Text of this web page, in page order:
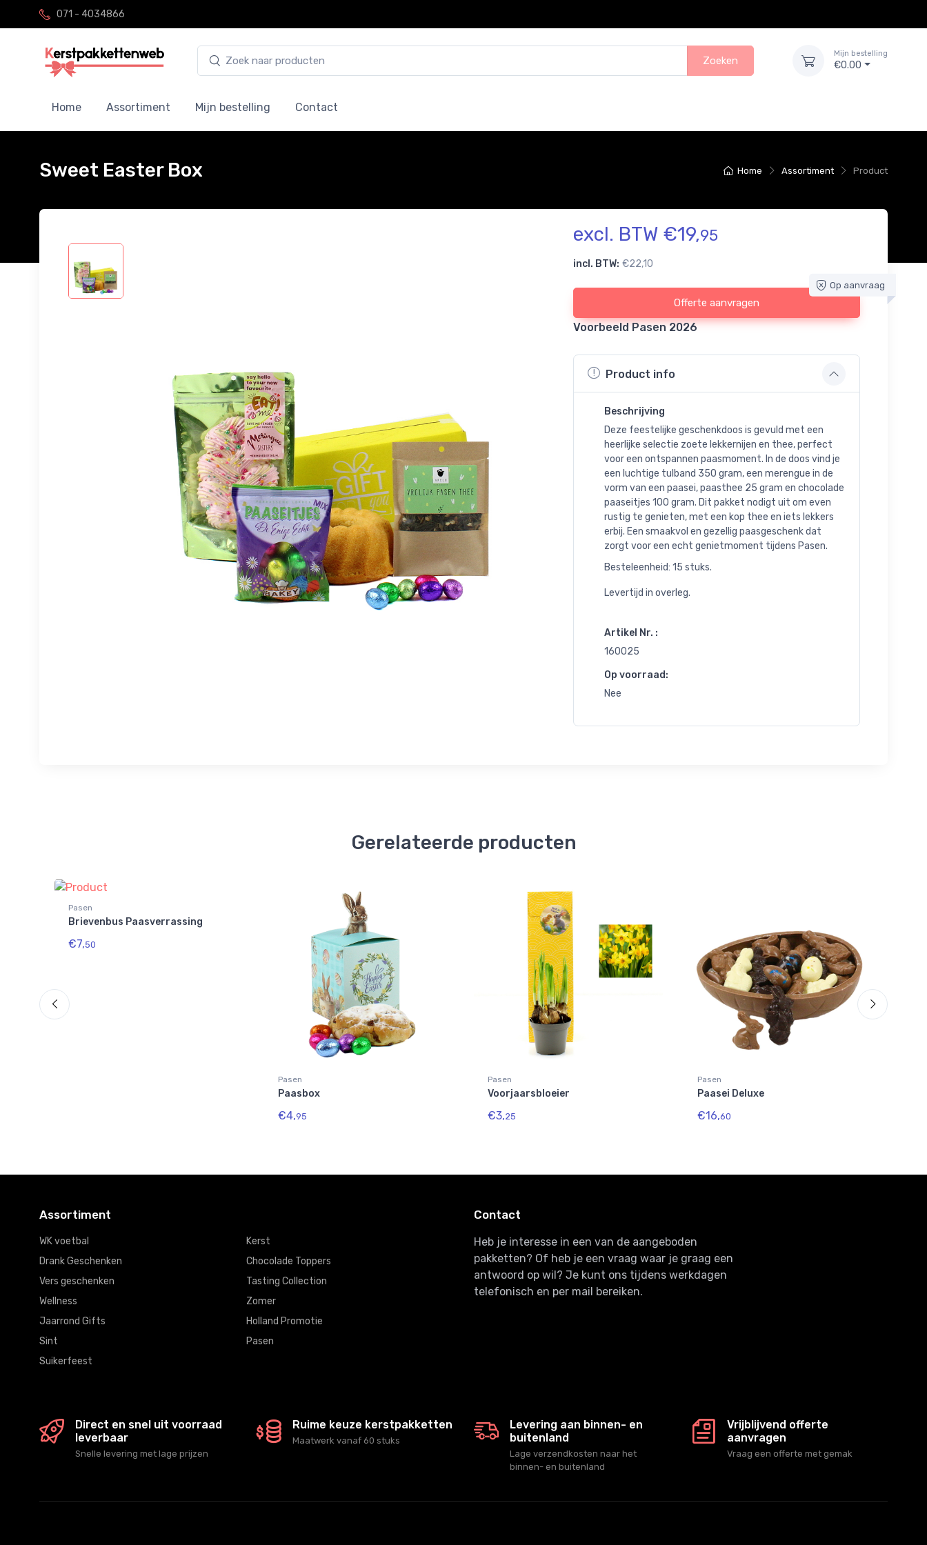
071 - 4034866
Zoeken
Mijn bestelling
€0.00
Home Assortiment Mijn bestelling Contact
Home Assortiment Product
Sweet Easter Box
excl. BTW €19,95
incl. BTW: €22,10
Op aanvraag
Offerte aanvragen
Voorbeeld Pasen 2026
Product info
Beschrijving
Deze feestelijke geschenkdoos is gevuld met een
heerlijke selectie zoete lekkernijen en thee, perfect
voor een ontspannen paasmoment. In de doos vind je
een luchtige tulband 350 gram, een merengue in de
vorm van een paasei, paasthee 25 gram en chocolade
paaseitjes 100 gram. Dit pakket nodigt uit om even
rustig te genieten, met een kop thee en iets lekkers
erbij. Een smaakvol en gezellig paasgeschenk dat
zorgt voor een echt genietmoment tijdens Pasen.
Besteleenheid: 15 stuks.
Levertijd in overleg.
Artikel Nr. :
160025
Op voorraad:
Nee
Gerelateerde producten
Pasen
Brievenbus Paasverrassing
€7,50
Pasen
Paasbox
€4,95
Pasen
Voorjaarsbloeier
€3,25
Pasen
Paasei Deluxe
€16,60
Assortiment
WK voetbal
Kerst
Drank Geschenken
Chocolade Toppers
Vers geschenken
Tasting Collection
Wellness
Zomer
Jaarrond Gifts
Holland Promotie
Sint
Pasen
Suikerfeest
Contact
Heb je interesse in een van de aangeboden
pakketten? Of heb je een vraag waar je graag een
antwoord op wil? Je kunt ons tijdens werkdagen
telefonisch en per mail bereiken.
Direct en snel uit voorraad
leverbaar
Snelle levering met lage prijzen
Ruime keuze kerstpakketten
Maatwerk vanaf 60 stuks
Levering aan binnen- en
buitenland
Lage verzendkosten naar het
binnen- en buitenland
Vrijblijvend offerte
aanvragen
Vraag een offerte met gemak